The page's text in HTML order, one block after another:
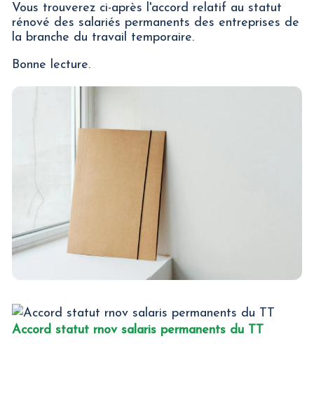
Vous trouverez ci-après l'accord relatif au statut
rénové des salariés permanents des entreprises de
la branche du travail temporaire.
Bonne lecture.
Accord statut rnov salaris permanents du TT